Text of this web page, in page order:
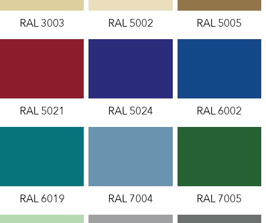
RAL 3003 RAL 5002 RAL 5005
RAL 5021 RAL 5024 RAL 6002
RAL 6019 RAL 7004 RAL 7005